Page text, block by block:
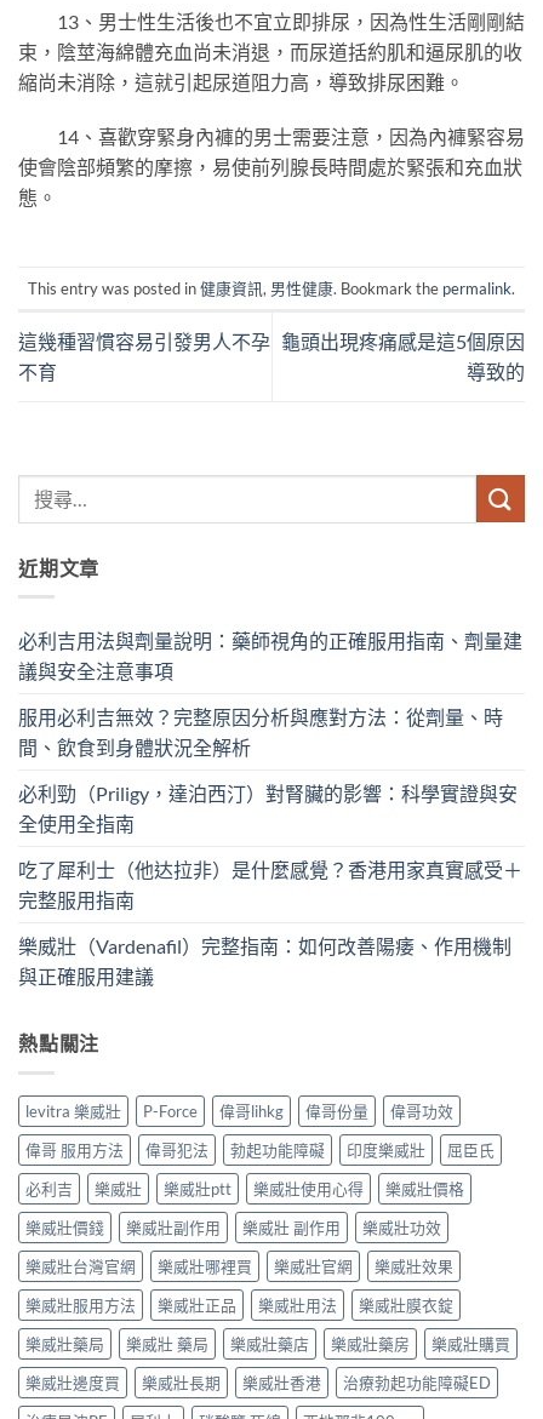
13、男士性生活後也不宜立即排尿，因為性生活剛剛結
束，陰莖海綿體充血尚未消退，而尿道括約肌和逼尿肌的收
縮尚未消除，這就引起尿道阻力高，導致排尿困難。
14、喜歡穿緊身內褲的男士需要注意，因為內褲緊容易
使會陰部頻繁的摩擦，易使前列腺長時間處於緊張和充血狀
態。
This entry was posted in健康資訊, 男性健康. Bookmark the permalink.
這幾種習慣容易引發男人不孕
不育
龜頭出現疼痛感是這5個原因
導致的
近期文章
必利吉用法與劑量說明：藥師視角的正確服用指南、劑量建
議與安全注意事項
服用必利吉無效？完整原因分析與應對方法：從劑量、時
間、飲食到身體狀況全解析
必利勁（Priligy，達泊西汀）對腎臟的影響：科學實證與安
全使用全指南
吃了犀利士（他达拉非）是什麼感覺？香港用家真實感受＋
完整服用指南
樂威壯（Vardenafil）完整指南：如何改善陽痿、作用機制
與正確服用建議
熱點關注
levitra 樂威壯 P-Force 偉哥lihkg 偉哥份量
偉哥功效
偉哥 服用方法
偉哥犯法 勃起功能障礙 印度樂威壯
屈臣氏
必利吉
樂威壯 樂威壯ptt 樂威壯使用心得
樂威壯價格
樂威壯價錢
樂威壯副作用 樂威壯 副作用
樂威壯功效
樂威壯台灣官網
樂威壯哪裡買 樂威壯官網
樂威壯效果
樂威壯服用方法
樂威壯正品 樂威壯用法
樂威壯膜衣錠
樂威壯藥局
樂威壯 藥局 樂威壯藥店 樂威壯藥房
樂威壯購買
樂威壯邊度買
樂威壯長期 樂威壯香港
治療勃起功能障礙ED